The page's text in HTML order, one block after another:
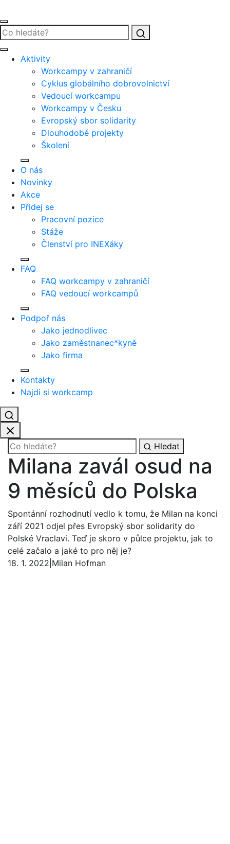
Vyhledat
Aktivity
Workcampy v zahraničí
Cyklus globálního dobrovolnictví
Vedoucí workcampu
Workcampy v Česku
Evropský sbor solidarity
Dlouhodobé projekty
Školení
O nás
Novinky
Akce
Přidej se
Pracovní pozice
Stáže
Členství pro INEXáky
FAQ
FAQ workcampy v zahraničí
FAQ vedoucí workcampů
Podpoř nás
Jako jednodlivec
Jako zaměstnanec*kyně
Jako firma
Kontakty
Najdi si workcamp
Hledat
Milana zavál osud na
9 měsíců do Polska
Spontánní rozhodnutí vedlo k tomu, že Milan na konci
září 2021 odjel přes Evropský sbor solidarity do
Polské Vraclavi. Teď je skoro v půlce projektu, jak to
celé začalo a jaké to pro něj je?
18. 1. 2022 Milan Hofman